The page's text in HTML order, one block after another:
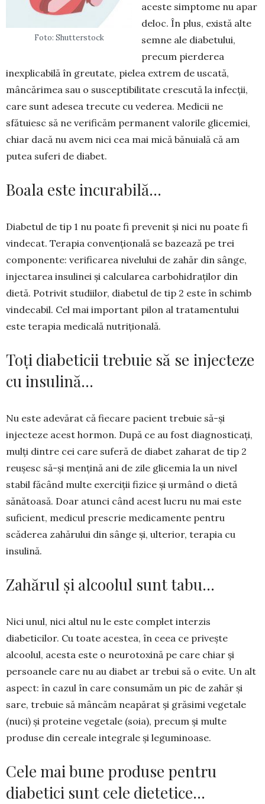
Foto: Shutterstock
aceste simptome nu apar
deloc. În plus, există alte
semne ale diabetului,
precum pierderea
inexplicabilă în greutate, pielea extrem de uscată,
mâncărimea sau o susceptibilitate cres­cută la infecții,
care sunt adesea trecute cu vederea. Medicii ne
sfătuiesc să ne verificăm per­manent valorile glicemiei,
chiar dacă nu avem nici cea mai mică bănuială că am
putea suferi de diabet.
Boala este incurabilă…
Diabetul de tip 1 nu poate fi prevenit și nici nu poate fi
vindecat. Terapia con­ven­țională se bazează pe trei
componente: verificarea nivelului de zahăr din sânge,
in­jectarea insulinei și calcularea car­bohi­draților din
dietă. Potrivit studiilor, diabetul de tip 2 este în schimb
vindecabil. Cel mai important pilon al tratamentului
este terapia medicală nutri­țională.
Toți diabeticii trebuie să se injecteze
cu insulină…
Nu este adevărat că fiecare pacient trebuie să-și
injecteze acest hormon. După ce au fost diagnosticați,
mulți dintre cei care suferă de diabet zaharat de tip 2
reușesc să-și mențină ani de zile glicemia la un nivel
stabil făcând multe exerciții fizice și urmând o dietă
sănătoasă. Doar atunci când acest lucru nu mai este
suficient, medicul prescrie me­di­camente pen­tru
scăderea zahărului din sânge și, ulterior, terapia cu
insu­lină.
Zahărul și alcoolul sunt tabu…
Nici unul, nici altul nu le este complet interzis
diabeticilor. Cu toate acestea, în ceea ce privește
alcoolul, acesta este o neurotoxină pe care chiar și
persoanele care nu au diabet ar trebui să o evite. Un alt
aspect: în cazul în care consumăm un pic de zahăr și
sare, trebuie să mâncăm neapărat și grăsimi vegetale
(nuci) și proteine vegetale (soia), precum și multe
produse din cereale integrale și leguminoase.
Cele mai bune produse pentru
diabetici sunt cele dietetice…